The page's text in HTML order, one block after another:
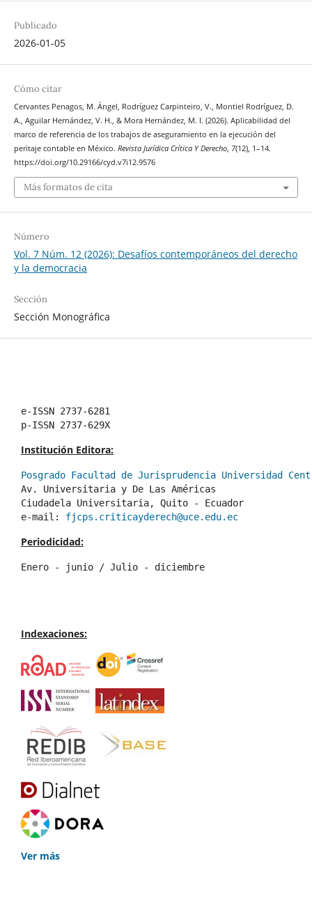
Publicado
2026-01-05
Cómo citar
Cervantes Penagos, M. Ángel, Rodríguez Carpinteiro, V., Montiel Rodríguez, D.
A., Aguilar Hernández, V. H., & Mora Hernández, M. I. (2026). Aplicabilidad del
marco de referencia de los trabajos de aseguramiento en la ejecución del
peritaje contable en México. Revista Jurídica Crítica Y Derecho, 7(12), 1–14.
https://doi.org/10.29166/cyd.v7i12.9576
Más formatos de cita
Número
Vol. 7 Núm. 12 (2026): Desafíos contemporáneos del derecho
y la democracia
Sección
Sección Monográfica
e-ISSN 2737-6281
p-ISSN 2737-629X
Institución Editora:
Posgrado Facultad de Jurisprudencia Universidad
Av. Universitaria y De Las Américas
Ciudadela Universitaria, Quito - Ecuador
e-mail: fjcps.criticayderech@uce.edu.ec
Periodicidad:
Enero - junio / Julio - diciembre
Indexaciones:
Ver más